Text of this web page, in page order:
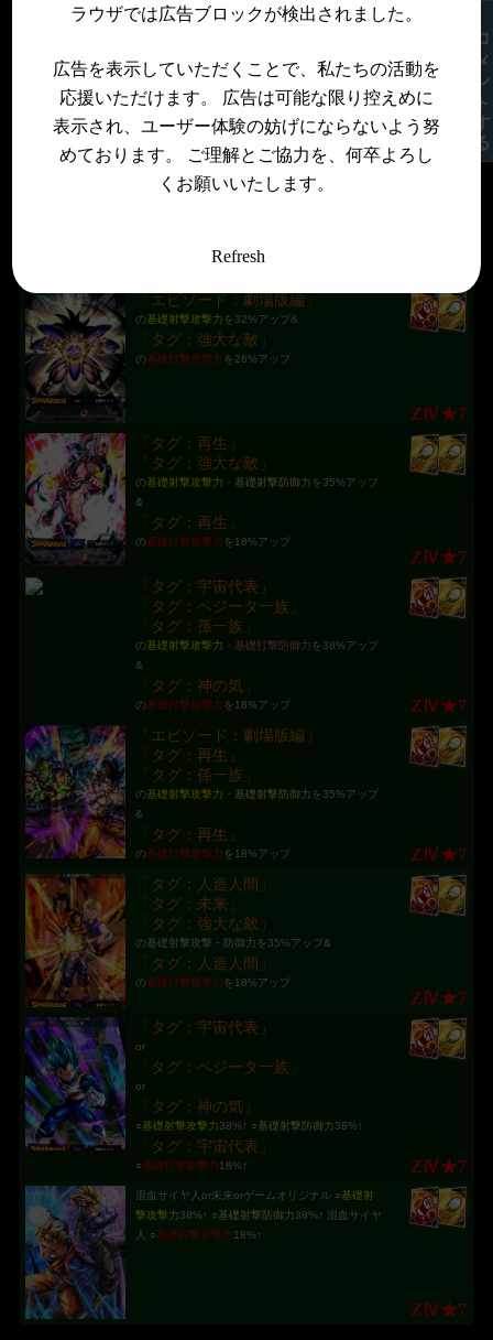
&
かつ
「タグ：強大な敵」
の 基礎射撃攻撃力 を18%アップ ZⅣ★7
「タグ：神の気」
「タグ：イベント限定」
「タグ：サイヤ人」
「エピソード：劇場版編」
の基礎射撃攻撃力 を32%アップ&
「タグ：強大な敵」
の基礎打撃攻撃力 を26%アップ
ZⅣ★7
「タグ：再生」
「タグ：強大な敵」
の基礎射撃攻撃力 ・ 基礎射撃防御力 を35%アップ
&
「タグ：再生」
の基礎打撃攻撃力 を18%アップ
ZⅣ★7
「タグ：宇宙代表」
「タグ：ベジータ一族」
「タグ：孫一族」
の基礎射撃攻撃力 ・ 基礎打撃防御力 を38%アップ
&
「タグ：神の気」
の基礎打撃攻撃力 を18%アップ ZⅣ★7
「エピソード：劇場版編」
「タグ：再生」
「タグ：孫一族」
の基礎射撃攻撃力 ・ 基礎射撃防御力 を35%アップ
&
「タグ：再生」
の基礎打撃攻撃力 を18%アップ ZⅣ★7
「タグ：人造人間」
「タグ：未来」
「タグ：強大な敵」
の基礎射撃攻撃・防御力を35%アップ&
「タグ：人造人間」
の基礎打撃攻撃力 を18%アップ
ZⅣ★7
「タグ：宇宙代表」
or
「タグ：ベジータ一族」
or
「タグ：神の気」
○基礎射撃攻撃力38%↑ ○基礎射撃防御力38%↑
「タグ：宇宙代表」
○基礎打撃攻撃力18%↑ ZⅣ★7
混血サイヤ人or未来orゲームオリジナル ○基礎射
撃攻撃力38%↑ ○基礎射撃防御力38%↑ 混血サイヤ
人 ○基礎打撃攻撃力18%↑
ZⅣ★7
ラウザでは広告ブロックが検出されました。
広告を表示していただくことで、私たちの活動を
応援いただけます。 広告は可能な限り控えめに
表示され、ユーザー体験の妨げにならないよう努
めております。 ご理解とご協力を、何卒よろし
くお願いいたします。
Refresh
コメントする